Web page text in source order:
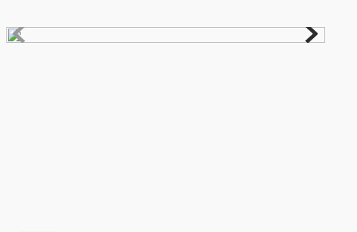
5º
bebes